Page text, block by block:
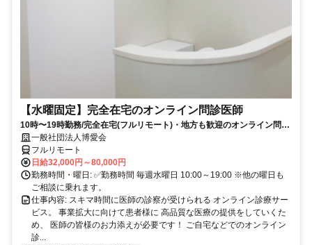
【水曜固定】完全在宅のオンライン問診医師
10時〜19時勤務/完全在宅(フルリモート)・地方も歓迎のオンライン問診
業務一般社団法人博愛会
フルリモート
日給32,000円～80,000円
勤務時間・曜日: ✅勤務時間 毎週水曜日 10:00～19:00 ※他の曜日も
ご相談に乗れます。
仕事内容: スキマ時間に医師の診察が受けられる オンライン診療サー
ビス。 事業拡大に向けて患者様に 高品質な医療の提供をしていくた
め、 医師の皆様のお力添えが必要です！ ご自宅などでのオンライン
診...